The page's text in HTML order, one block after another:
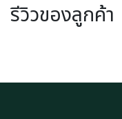
รีวิวของลูกค้า